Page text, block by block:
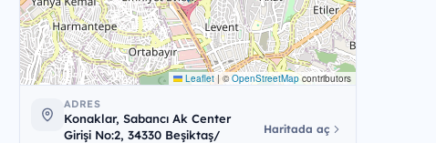
Leaflet | ©OpenStreetMap contributors
ADRES
Konaklar, Sabancı Ak Center
Girişi No:2, 34330 Beşiktaş/
Haritada aç